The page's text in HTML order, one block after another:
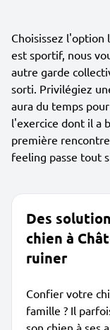
Choisissez l'option
est sportif, nous
autre garde
sorti. Privilégiez
aura du temps
l'exercice dont il a
première
feeling passe tout
Des
chien à
ruiner
Confier votre
famille ? Il
son chien à ses